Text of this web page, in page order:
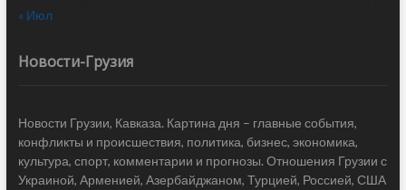
« Июл
Новости-Грузия
Новости Грузии, Кавказа. Картина дня – главные события,
конфликты и происшествия, политика, бизнес, экономика,
культура, спорт, комментарии и прогнозы. Отношения Грузии с
Украиной, Арменией, Азербайджаном, Турцией, Россией, США